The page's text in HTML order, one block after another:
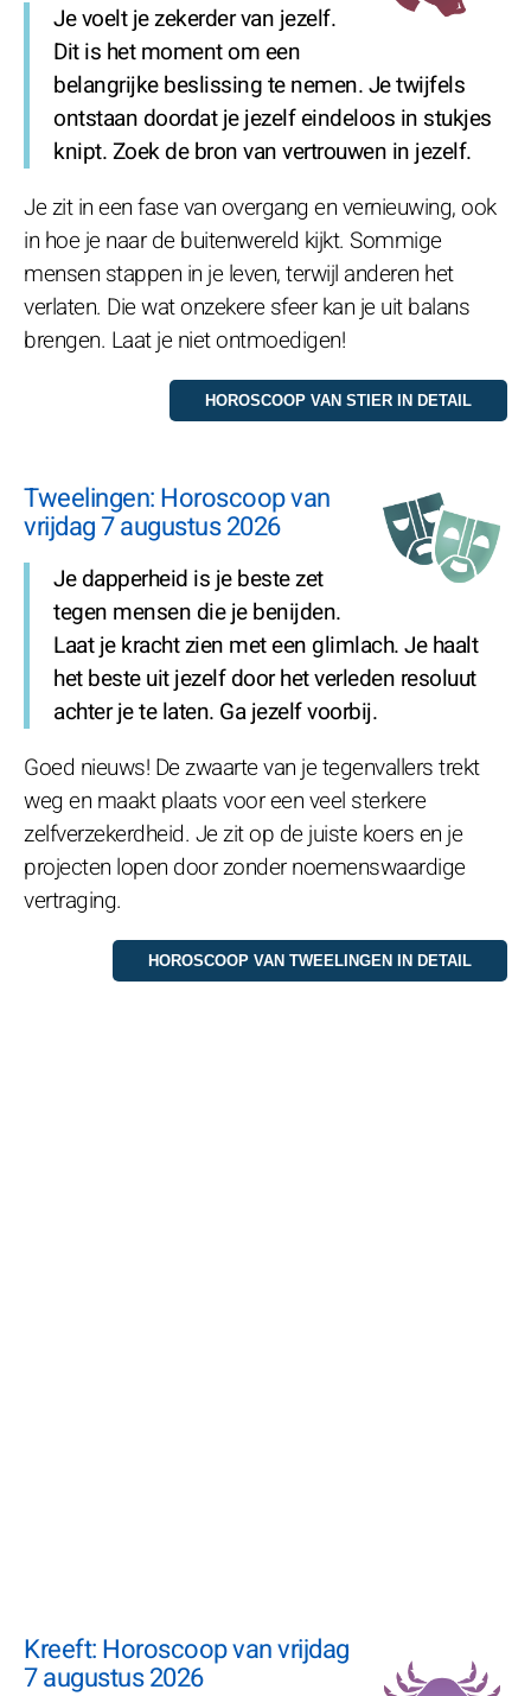
Je voelt je zekerder van jezelf.
Dit is het moment om een
belangrijke beslissing te nemen. Je twijfels
ontstaan doordat je jezelf eindeloos in stukjes
knipt. Zoek de bron van vertrouwen in jezelf.
Je zit in een fase van overgang en vernieuwing, ook
in hoe je naar de buitenwereld kijkt. Sommige
mensen stappen in je leven, terwijl anderen het
verlaten. Die wat onzekere sfeer kan je uit balans
brengen. Laat je niet ontmoedigen!
Tweelingen: Horoscoop van
vrijdag 7 augustus 2026
Je dapperheid is je beste zet
tegen mensen die je benijden.
Laat je kracht zien met een glimlach. Je haalt
het beste uit jezelf door het verleden resoluut
achter je te laten. Ga jezelf voorbij.
Goed nieuws! De zwaarte van je tegenvallers trekt
weg en maakt plaats voor een veel sterkere
zelfverzekerdheid. Je zit op de juiste koers en je
projecten lopen door zonder noemenswaardige
vertraging.
Kreeft: Horoscoop van vrijdag
7 augustus 2026